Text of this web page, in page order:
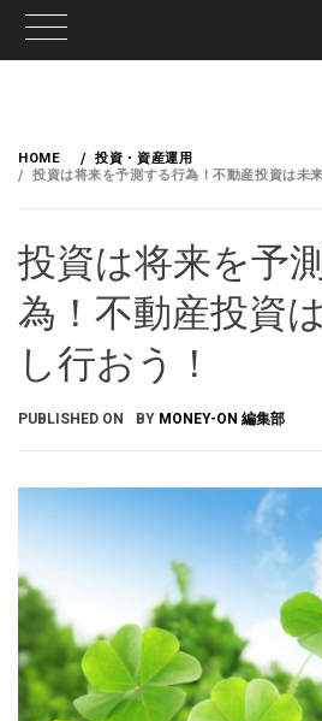
HOME
投資・資産運用
投資は将来を予測する行為！不動産投資は未
投資は将来を予
為！不動産投資
し行おう！
PUBLISHED ON BY MONEY-ON 編集部